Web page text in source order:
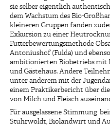
sie selber eigentlich
dem Wachstum des Bio-
kleineren Gruppen fanden
Exkursion zu einer
Futterbewertungsmethode
Antoniushof (Fulda) und
ambitionierten Biobetriebs mit
und Gästehaus. Andere
unter anderem mit der
einem Praktikerbericht über
von Milch und Fleisch
Für ausgelassene Stimmung
Stührwoldt, Biolandwirt und